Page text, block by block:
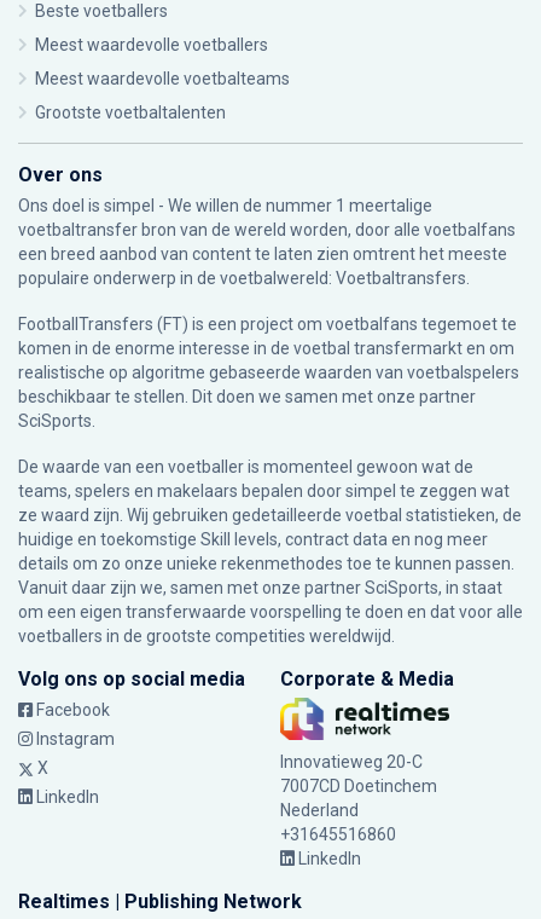
Beste voetballers
Meest waardevolle voetballers
Meest waardevolle voetbalteams
Grootste voetbaltalenten
Over ons
Ons doel is simpel - We willen de nummer 1 meertalige
voetbaltransfer bron van de wereld worden, door alle voetbalfans
een breed aanbod van content te laten zien omtrent het meeste
populaire onderwerp in de voetbalwereld: Voetbaltransfers.
FootballTransfers (FT) is een project om voetbalfans tegemoet te
komen in de enorme interesse in de voetbal transfermarkt en om
realistische op algoritme gebaseerde waarden van voetbalspelers
beschikbaar te stellen. Dit doen we samen met onze partner
SciSports
De waarde van een voetballer is momenteel gewoon wat de
teams, spelers en makelaars bepalen door simpel te zeggen wat
ze waard zijn. Wij gebruiken gedetailleerde voetbal statistieken, de
huidige en toekomstige Skill levels, contract data en nog meer
details om zo onze unieke rekenmethodes toe te kunnen passen.
Vanuit daar zijn we, samen met onze partner SciSports, in staat
om een eigen transferwaarde voorspelling te doen en dat voor alle
voetballers in de grootste competities wereldwijd.
Volg ons op social media
Facebook
Instagram
X
LinkedIn
Corporate & Media
Innovatieweg 20-C
7007CD Doetinchem
Nederland
+31645516860
LinkedIn
Realtimes | Publishing Network